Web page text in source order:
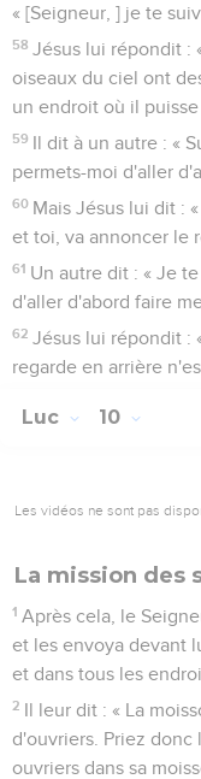
« [Seigneur, ] je te
58 Jésus lui répondit :
oiseaux du ciel ont
un endroit où il
59 Il dit à un autre : «
permets-moi d'aller
60 Mais Jésus lui dit :
et toi, va annoncer le
61 Un autre dit : « Je
d'aller d'abord faire
62 Jésus lui répondit :
regarde en arrière
Luc 10
Les vidéos ne sont pas
La mission des
1 Après cela, le
et les envoya devant
et dans tous les
2 Il leur dit : « La
d'ouvriers. Priez donc
ouvriers dans sa